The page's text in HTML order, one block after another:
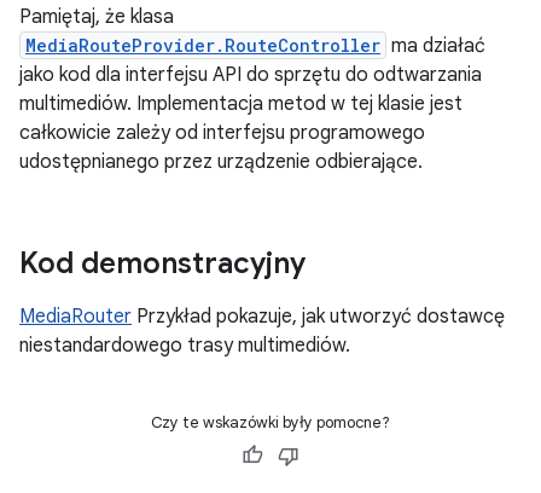
Pamiętaj, że klasa
MediaRouteProvider.RouteController ma działać
jako kod dla interfejsu API do sprzętu do odtwarzania
multimediów. Implementacja metod w tej klasie jest
całkowicie zależy od interfejsu programowego
udostępnianego przez urządzenie odbierające.
Kod demonstracyjny
MediaRouter Przykład pokazuje, jak utworzyć dostawcę
niestandardowego trasy multimediów.
Czy te wskazówki były pomocne?